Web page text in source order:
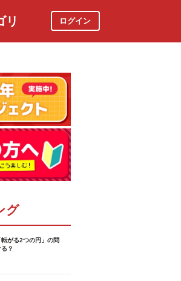
リ ログイン
グ
がる2つの円」の問
？